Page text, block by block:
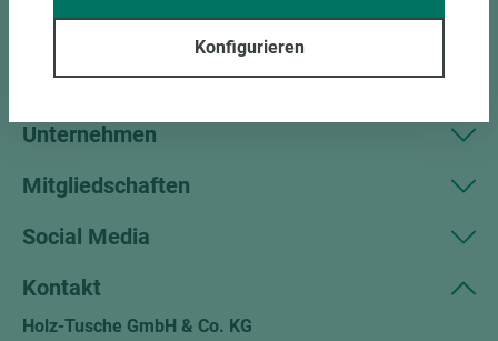
Kundenservice
Unternehmen
Mitgliedschaften
Social Media
Kontakt
Holz-Tusche GmbH & Co. KG
Konfigurieren